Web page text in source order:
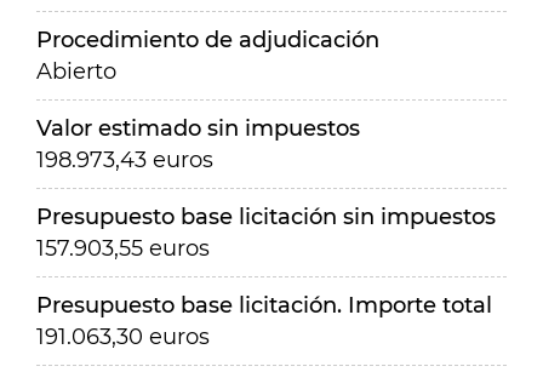
Procedimiento de adjudicación
Abierto
Valor estimado sin impuestos
198.973,43 euros
Presupuesto base licitación sin impuestos
157.903,55 euros
Presupuesto base licitación. Importe total
191.063,30 euros